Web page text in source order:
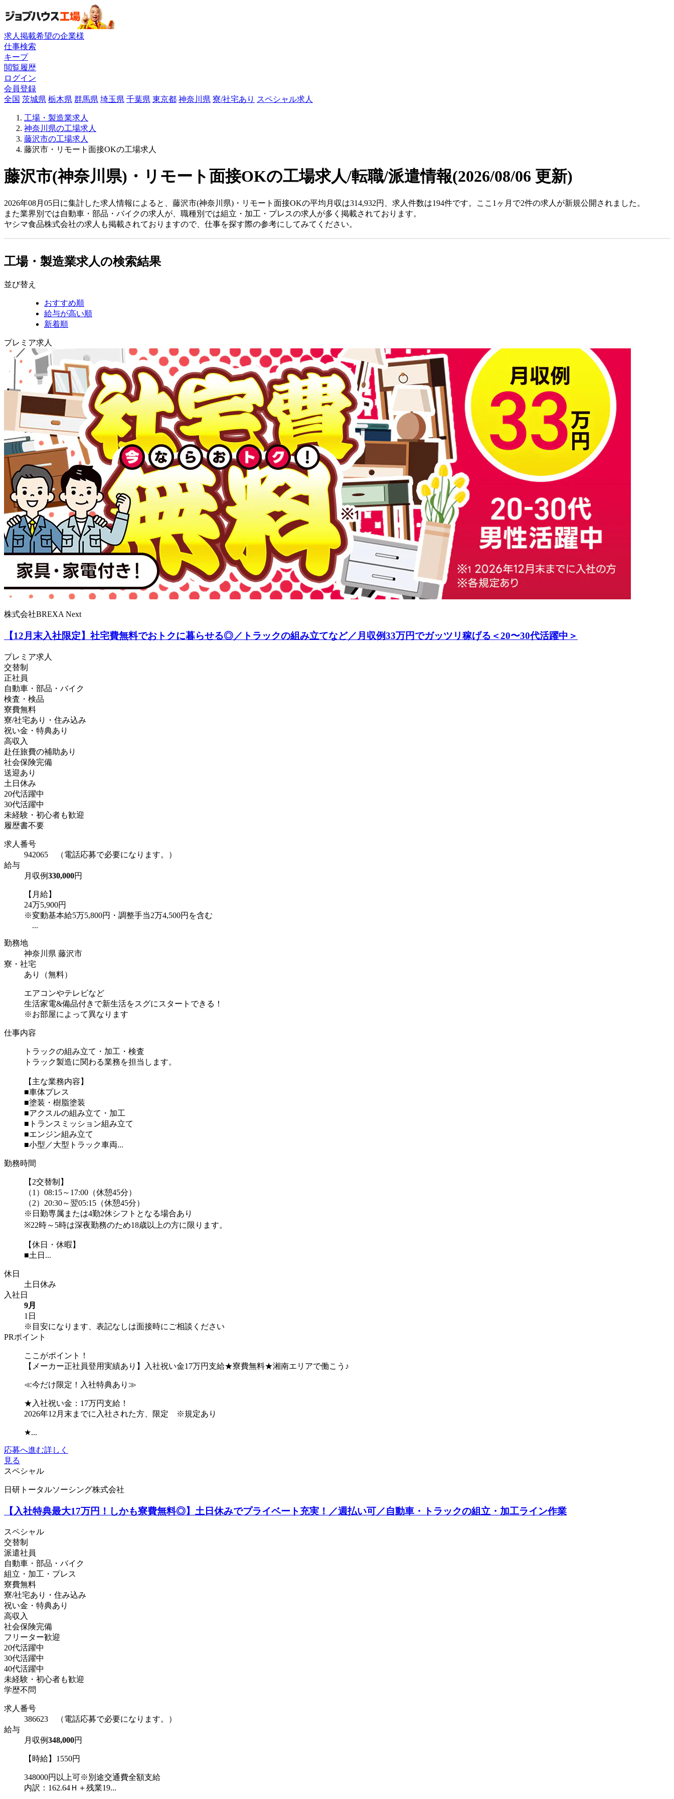
求人掲載希望の企業様
仕事検索
キープ
閲覧履歴
ログイン
会員登録
全国 茨城県 栃木県 群馬県 埼玉県 千葉県 東京都 神奈川県 寮/社宅あり スペシャル求人
工場・製造業求人
神奈川県の工場求人
藤沢市の工場求人
藤沢市・リモート面接OKの工場求人
藤沢市(神奈川県)・リモート面接OKの工場求人/転職/派遣情報(2026/08/06 更新)
2026年08月05日に集計した求人情報によると、藤沢市(神奈川県)・リモート面接OKの平均月収は314,932円、求人件数は194件です。ここ1ヶ月で2件の求人が新規公開されました。
また業界別では自動車・部品・バイクの求人が、職種別では組立・加工・プレスの求人が多く掲載されております。
ヤシマ食品株式会社の求人も掲載されておりますので、仕事を探す際の参考にしてみてください。
工場・製造業求人の検索結果
並び替え
おすすめ順
給与が高い順
新着順
プレミア求人
株式会社BREXA Next
【12月末入社限定】社宅費無料でおトクに暮らせる◎／トラックの組み立てなど／月収例33万円でガッツリ稼げる＜20〜30代活躍中＞
プレミア求人
交替制
正社員
自動車・部品・バイク
検査・検品
寮費無料
寮/社宅あり・住み込み
祝い金・特典あり
高収入
赴任旅費の補助あり
社会保険完備
送迎あり
土日休み
20代活躍中
30代活躍中
未経験・初心者も歓迎
履歴書不要
求人番号
942065 （電話応募で必要になります。）
給与
月収例330,000円
【月給】
24万5,900円
※変動基本給5万5,800円・調整手当2万4,500円を含む
...
勤務地
神奈川県 藤沢市
寮・社宅
あり（無料）
エアコンやテレビなど
生活家電&備品付きで新生活をスグにスタートできる！
※お部屋によって異なります
仕事内容
トラックの組み立て・加工・検査
トラック製造に関わる業務を担当します。
【主な業務内容】
■車体プレス
■塗装・樹脂塗装
■アクスルの組み立て・加工
■トランスミッション組み立て
■エンジン組み立て
■小型／大型トラック車両...
勤務時間
【2交替制】
（1）08:15～17:00（休憩45分）
（2）20:30～翌05:15（休憩45分）
※日勤専属または4勤2休シフトとなる場合あり
※22時～5時は深夜勤務のため18歳以上の方に限ります。
【休日・休暇】
■土日...
休日
土日休み
入社日
9月
1日
※目安になります、表記なしは面接時にご相談ください
PRポイント
ここがポイント！
【メーカー正社員登用実績あり】入社祝い金17万円支給★寮費無料★湘南エリアで働こう♪
≪今だけ限定！入社特典あり≫
★入社祝い金：17万円支給！
2026年12月末までに入社された方、限定 ※規定あり
★...
応募へ進む詳しく
見る
スペシャル
日研トータルソーシング株式会社
【入社特典最大17万円！しかも寮費無料◎】土日休みでプライベート充実！／週払い可／自動車・トラックの組立・加工ライン作業
スペシャル
交替制
派遣社員
自動車・部品・バイク
組立・加工・プレス
寮費無料
寮/社宅あり・住み込み
祝い金・特典あり
高収入
社会保険完備
フリーター歓迎
20代活躍中
30代活躍中
40代活躍中
未経験・初心者も歓迎
学歴不問
求人番号
386623 （電話応募で必要になります。）
給与
月収例348,000円
【時給】1550円
348000円以上可※別途交通費全額支給
内訳：162.64Ｈ＋残業19...